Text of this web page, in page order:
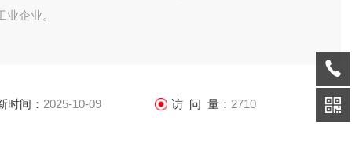
业企业。
时间： 2025-10-09 访 问 量： 2710